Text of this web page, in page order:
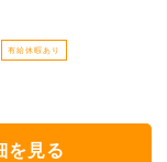
有給休暇あり
を見る